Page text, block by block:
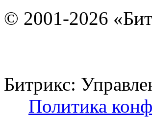
© 2001-2026
Битрикс:
Политика